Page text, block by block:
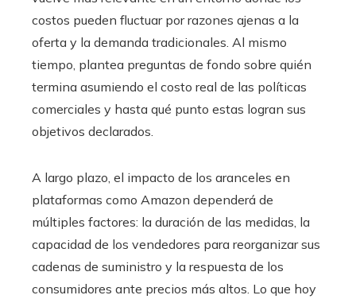
costos pueden fluctuar por razones ajenas a la
oferta y la demanda tradicionales. Al mismo
tiempo, plantea preguntas de fondo sobre quién
termina asumiendo el costo real de las políticas
comerciales y hasta qué punto estas logran sus
objetivos declarados.
A largo plazo, el impacto de los aranceles en
plataformas como Amazon dependerá de
múltiples factores: la duración de las medidas, la
capacidad de los vendedores para reorganizar sus
cadenas de suministro y la respuesta de los
consumidores ante precios más altos. Lo que hoy